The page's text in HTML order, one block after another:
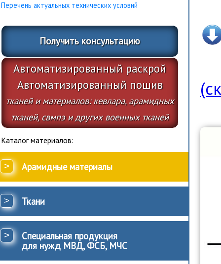
Перечень актуальных технических условий
Получить консультацию
Автоматизированный раскрой
Автоматизированный пошив
тканей и материалов: кевлара, арамидных
тканей, свмпэ и других военных тканей
Каталог материалов:
> Арамидные материалы
> Ткани
>
Специальная продукция
для нужд МВД, ФСБ, МЧС